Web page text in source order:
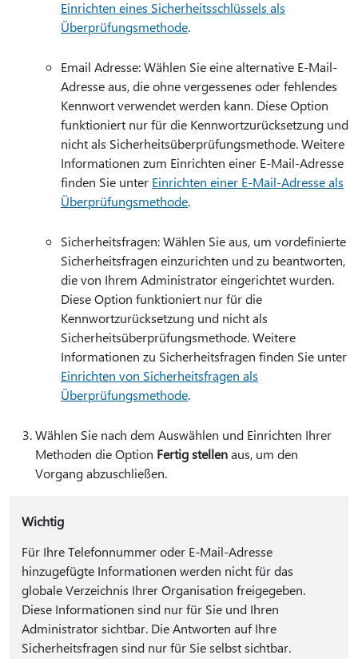
Einrichten eines Sicherheitsschlüssels als
Überprüfungsmethode.
Email Adresse: Wählen Sie eine alternative E-Mail-
Adresse aus, die ohne vergessenes oder fehlendes
Kennwort verwendet werden kann. Diese Option
funktioniert nur für die Kennwortzurücksetzung und
nicht als Sicherheitsüberprüfungsmethode. Weitere
Informationen zum Einrichten einer E-Mail-Adresse
finden Sie unter Einrichten einer E-Mail-Adresse als
Überprüfungsmethode.
Sicherheitsfragen: Wählen Sie aus, um vordefinierte
Sicherheitsfragen einzurichten und zu beantworten,
die von Ihrem Administrator eingerichtet wurden.
Diese Option funktioniert nur für die
Kennwortzurücksetzung und nicht als
Sicherheitsüberprüfungsmethode. Weitere
Informationen zu Sicherheitsfragen finden Sie unter
Einrichten von Sicherheitsfragen als
Überprüfungsmethode.
Wählen Sie nach dem Auswählen und Einrichten Ihrer
Methoden die Option Fertig stellenaus, um den
Vorgang abzuschließen.
Wichtig
Für Ihre Telefonnummer oder E-Mail-Adresse
hinzugefügte Informationen werden nicht für das
globale Verzeichnis Ihrer Organisation freigegeben.
Diese Informationen sind nur für Sie und Ihren
Administrator sichtbar. Die Antworten auf Ihre
Sicherheitsfragen sind nur für Sie selbst sichtbar.